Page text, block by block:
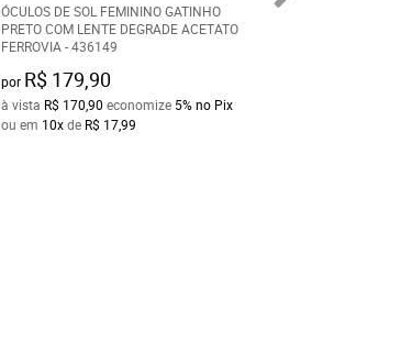
ÓCULOS DE SOL FEMININO GATINHO
PRETO COM LENTE DEGRADE ACETATO
FERROVIA - 436149
por R$ 179,90
à vista R$ 170,90 economize 5% no Pix
ou em 10xde R$ 17,99